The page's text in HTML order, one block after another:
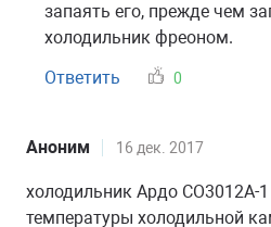
запаять его, прежде чем
холодильник фреоном.
Ответить
0
Аноним 16 дек. 2017
холодильник Ардо СО3012А-
температуры холодильной